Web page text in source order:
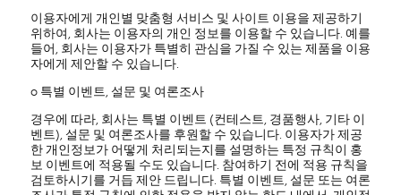
이용자에게 개인별 맞춤형 서비스 및 사이트 이용을 제공하기
위하여, 회사는 이용자의 개인 정보를 이용할 수 있습니다. 예를
들어, 회사는 이용자가 특별히 관심을 가질 수 있는 제품을 이용
자에게 제안할 수 있습니다.
ο 특별 이벤트, 설문 및 여론조사
경우에 따라, 회사는 특별 이벤트 (컨테스트, 경품행사, 기타 이
벤트), 설문 및 여론조사를 후원할 수 있습니다. 이용자가 제공
한 개인정보가 어떻게 처리되는지를 설명하는 특정 규칙이 홍
보 이벤트에 적용될 수도 있습니다. 참여하기 전에 적용 규칙을
검토하시기를 거듭 제안 드립니다. 특별 이벤트, 설문 또는 여론